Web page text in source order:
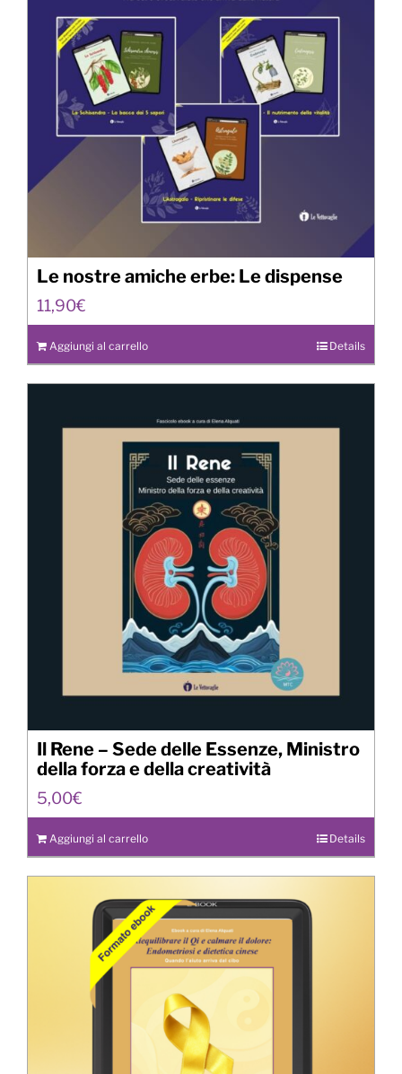
Le nostre amiche erbe: Le dispense
11,90€
Aggiungi al carrello Details
Il Rene – Sede delle Essenze, Ministro
della forza e della creatività
5,00€
Aggiungi al carrello Details